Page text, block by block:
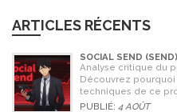
ARTICLES RÉCENTS
SOCIAL SEND
CRITIQUES POUR
Analyse critique du
Découvrez
techniques de ce
quant à sa légitimité
PUBLIÉ: 4 AOÛT